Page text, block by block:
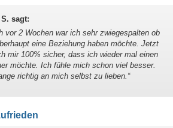
sagt:
vor 2 Wochen war ich sehr zwiegespalten ob
eine Beziehung haben möchte. Jetzt
mir 100% sicher, dass ich wieder mal einen
möchte. Ich fühle mich schon viel besser.
richtig an mich selbst zu lieben. “